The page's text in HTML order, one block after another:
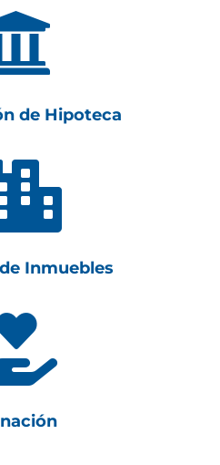
de Hipoteca
Inmuebles